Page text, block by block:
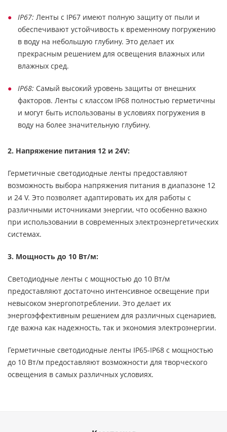
IP67: Ленты с IP67 имеют полную защиту от пыли и
обеспечивают устойчивость к временному погружению
в воду на небольшую глубину. Это делает их
прекрасным решением для освещения влажных или
влажных сред.
IP68: Самый высокий уровень защиты от внешних
факторов. Ленты с классом IP68 полностью герметичны
и могут быть использованы в условиях погружения в
воду на более значительную глубину.
2. Напряжение питания 12 и 24V:
Герметичные светодиодные ленты предоставляют
возможность выбора напряжения питания в диапазоне 12
и 24 V. Это позволяет адаптировать их для работы с
различными источниками энергии, что особенно важно
при использовании в современных электроэнергетических
системах.
3. Мощность до 10 Вт/м:
Светодиодные ленты с мощностью до 10 Вт/м
предоставляют достаточно интенсивное освещение при
невысоком энергопотреблении. Это делает их
энергоэффективным решением для различных сценариев,
где важна как надежность, так и экономия электроэнергии.
Герметичные светодиодные ленты IP65-IP68 с мощностью
до 10 Вт/м предоставляют возможности для творческого
освещения в самых различных условиях.